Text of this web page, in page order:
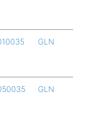
GLN
GLN